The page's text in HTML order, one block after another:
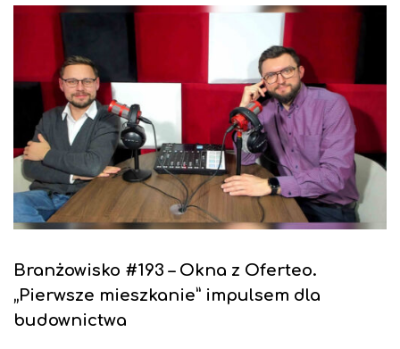
Branżowisko #193 – Okna z Oferteo.
„Pierwsze mieszkanie” impulsem dla
budownictwa